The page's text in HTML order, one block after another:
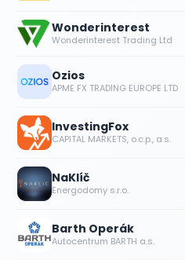
Wonderinterest
Wonderinterest Trading Ltd
Ozios
APME FX TRADING EUROPE LTD
InvestingFox
CAPITAL MARKETS, o.c.p., a.s.
NaKlíč
Energodomy s.r.o.
Barth Operák
Autocentrum BARTH a.s.